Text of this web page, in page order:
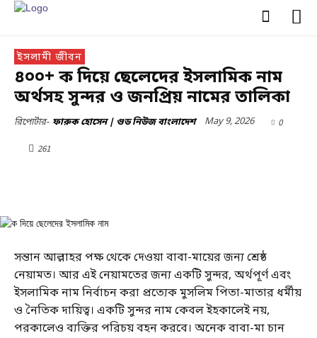
ইসলামী জীবন
৪০০+ ক দিয়ে ছেলেদের ইসলামিক নাম
অর্থসহ সুন্দর ও জনপ্রিয় নামের তালিকা
রিপোর্টার- ফারুক হোসেন | গুড নিউজ বাংলাদেশ May 9, 2026 0
261
সন্তান আল্লাহর পক্ষ থেকে দেওয়া বাবা-মায়ের জন্য শ্রেষ্ঠ
নেয়ামত। আর এই নেয়ামতের জন্য একটি সুন্দর, অর্থপূর্ণ এবং
ইসলামিক নাম নির্বাচন করা প্রত্যেক মুসলিম পিতা-মাতার ধর্মীয়
ও নৈতিক দায়িত্ব। একটি সুন্দর নাম কেবল ইহকালেই নয়,
পরকালেও ব্যক্তির পরিচয় বহন করবে। অনেক বাবা-মা চান